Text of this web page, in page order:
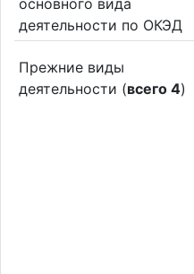
основного вида
деятельности по ОКЭД
Прежние виды
деятельности (всего 4)